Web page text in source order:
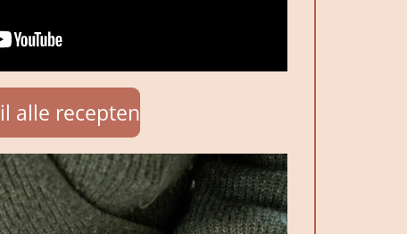
alle recepten